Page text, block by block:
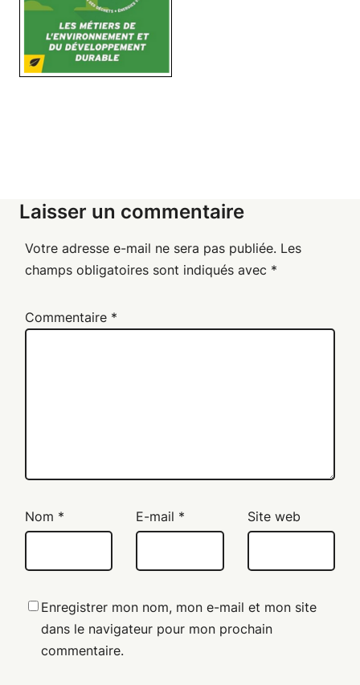
Laisser un commentaire
Votre adresse e-mail ne sera pas publiée. Les
champs obligatoires sont indiqués avec *
Commentaire *
Nom * E-mail * Site web
Enregistrer mon nom, mon e-mail et mon site
dans le navigateur pour mon prochain
commentaire.